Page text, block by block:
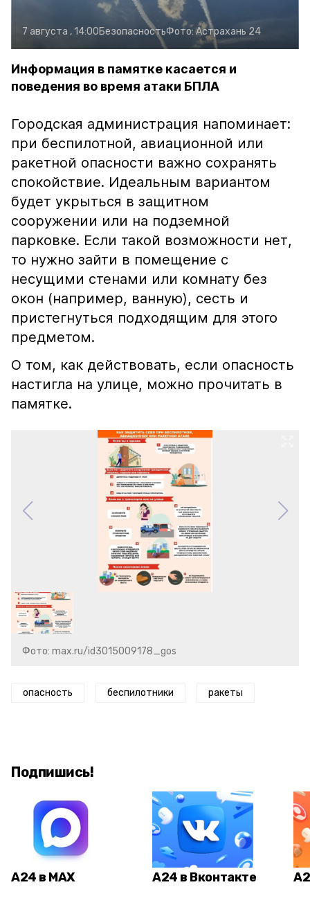
7 августа , 14:00БезопасностьФото: Астрахань 24
Информация в памятке касается и
поведения во время атаки БПЛА
Городская администрация напоминает:
при беспилотной, авиационной или
ракетной опасности важно сохранять
спокойствие. Идеальным вариантом
будет укрыться в защитном
сооружении или на подземной
парковке. Если такой возможности нет,
то нужно зайти в помещение с
несущими стенами или комнату без
окон (например, ванную), сесть и
пристегнуться подходящим для этого
предметом.
О том, как действовать, если опасность
настигла на улице, можно прочитать в
памятке.
Фото: max.ru/id3015009178_gos
опасность беспилотники ракеты
Подпишись!
А24 в MAX А24 в Вконтакте